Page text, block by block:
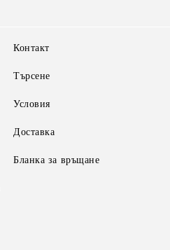
Контакт
Търсене
Условия
Доставка
Бланка за връщане